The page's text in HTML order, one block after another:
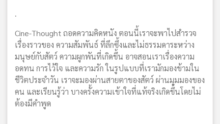
.
Cine-Thought ถอดความคิดหนัง ตอนนี้เราจะพาไปสำรวจ
เรื่องราวของ ความสัมพันธ์ ที่ลึกซึ้งและไม่ธรรมดาระหว่าง
มนุษย์กับสัตว์ ความผูกพันที่เกิดขึ้น อาจสอนเราเรื่องความ
อดทน การไว้ใจ และความรัก ในรูปแบบที่เรามักมองข้ามใน
ชีวิตประจำวัน เราจะมองผ่านสายตาของสัตว์ ผ่านมุมมองของ
คน และเรียนรู้ว่า บางครั้งความเข้าใจที่แท้จริงเกิดขึ้นโดยไม่
ต้องมีคำพูด